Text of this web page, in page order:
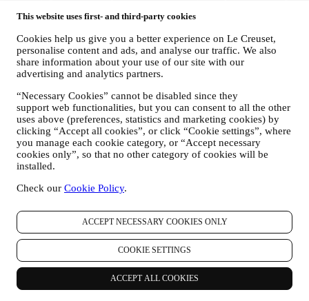
This website uses first- and third-party cookies
Cookies help us give you a better experience on Le Creuset,
personalise content and ads, and analyse our traffic. We also
share information about your use of our site with our
advertising and analytics partners.
“Necessary Cookies” cannot be disabled since they
support web functionalities, but you can consent to all the other
uses above (preferences, statistics and marketing cookies) by
clicking “Accept all cookies”, or click “Cookie settings”, where
you manage each cookie category, or “Accept necessary
cookies only”, so that no other category of cookies will be
installed.
Check our Cookie Policy.
ACCEPT NECESSARY COOKIES ONLY
COOKIE SETTINGS
ACCEPT ALL COOKIES
personuppgifter avse:
förnamn, efternamn, e-postadress, födelsedatum och övriga
kontaktuppgifter (adress och telefonnummer), för att du ska
kunna skapa ett Le Creuset-konto eller göra köp som
gästanvändare eller prenumerera på vårt nyhetsbrev via
webbplatsen eller i butik;
uppgifter om dina köp som exempelvis datum och klockslag
för köpet, leveransinformation, produkt- och
betalningsuppgifter, för att hantera dina beställningar;
data om din surfhistorik (t.ex. onlineidentifikatorer - såsom IP-
adress, webbläsarversion, operativsystem, besökslängd samt
huruvida du är en återkommande besökare och vilket
dina besök på webbplatsen (oavsett om du är en registrerad
spårningstekniker såsom ”cookies” (information om
uppgiftsinsamling via cookies finns i vårpolicy gällande
cookies, för att förbättra våra tjänster och annonser eller för
statistisk analys skull – oftast kommer vi inte kunna identifiera
dig utifrån denna typ av information; samt
din egen återkoppling, dina begäranden, klagomål, frågor eller
interaktioner med oss (som exempelvis dina meddelanden,